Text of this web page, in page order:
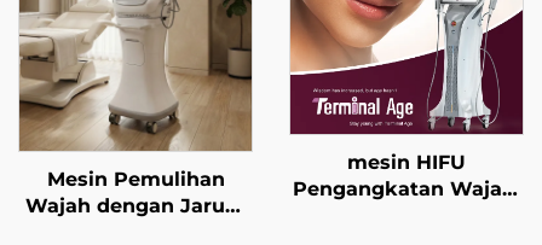
Mesin Pemulihan
Wajah dengan Jarum
mesin HIFU
Pengangkatan Wajah,